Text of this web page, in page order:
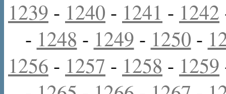
1239 - 1240 - 1241 - 1242
- 1248 - 1249 - 1250 -
1256 - 1257 - 1258 - 1259